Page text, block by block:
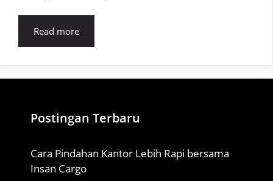
Read more
Postingan Terbaru
Cara Pindahan Kantor Lebih Rapi bersama
Insan Cargo